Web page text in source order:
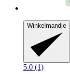
Winkelmandje
5.0 (1)